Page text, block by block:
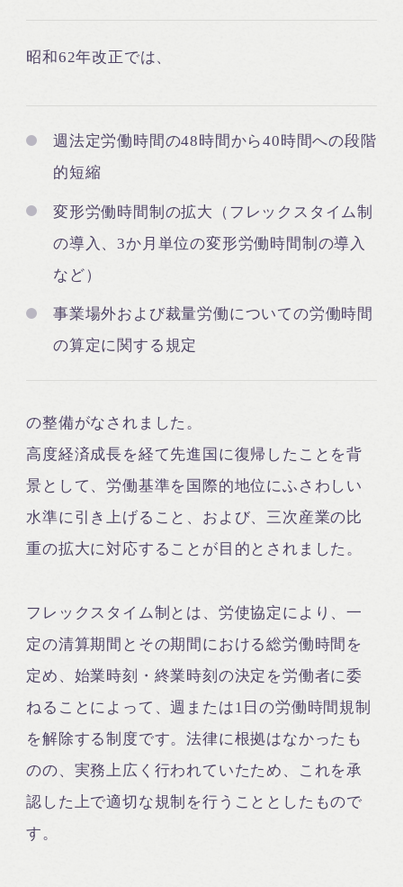
昭和62年改正では、
週法定労働時間の48時間から40時間への段階
的短縮
変形労働時間制の拡大（フレックスタイム制
の導入、3か月単位の変形労働時間制の導入
など）
事業場外および裁量労働についての労働時間
の算定に関する規定
の整備がなされました。
高度経済成長を経て先進国に復帰したことを背
景として、労働基準を国際的地位にふさわしい
水準に引き上げること、および、三次産業の比
重の拡大に対応することが目的とされました。
フレックスタイム制とは、労使協定により、一
定の清算期間とその期間における総労働時間を
定め、始業時刻・終業時刻の決定を労働者に委
ねることによって、週または1日の労働時間規制
を解除する制度です。法律に根拠はなかったも
のの、実務上広く行われていたため、これを承
認した上で適切な規制を行うこととしたもので
す。